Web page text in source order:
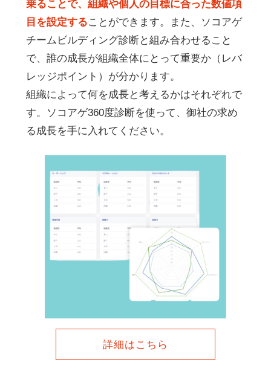
乗ることで、組織や個人の目標に合った数値項
目を設定することができます。また、ソコアゲ
チームビルディング診断と組み合わせること
で、誰の成長が組織全体にとって重要か（レバ
レッジポイント）が分かります。
組織によって何を成長と考えるかはそれぞれで
す。ソコアゲ360度診断を使って、御社の求め
る成長を手に入れてください。
詳細はこちら